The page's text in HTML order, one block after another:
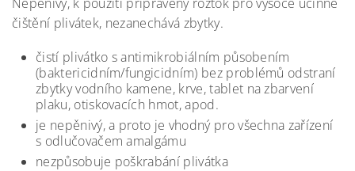
čištění plivátek, nezanechává zbytky.
čistí plivátko s antimikrobiálním působením
(baktericidním/fungicidním) bez problémů odstraní
zbytky vodního kamene, krve, tablet na zbarvení
plaku, otiskovacích hmot, apod.
je nepěnivý, a proto je vhodný pro všechna zařízení
s odlučovačem amalgámu
nezpůsobuje poškrabání plivátka